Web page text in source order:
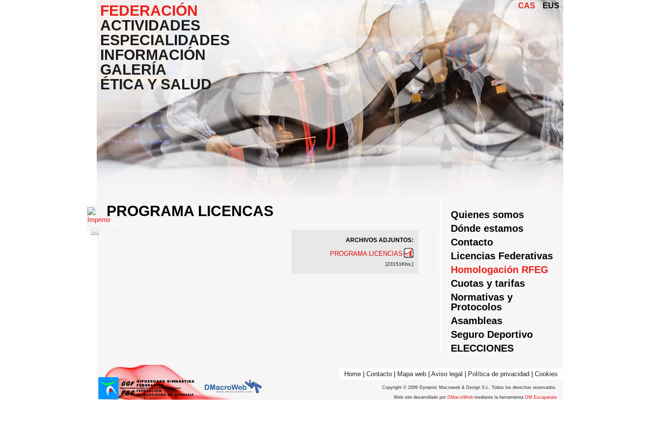
FEDERACIÓN
ACTIVIDADES
ESPECIALIDADES
INFORMACIÓN
GALERÍA
ÉTICA Y SALUD
CAS EUS
Quienes somos
Dónde estamos
Contacto
Licencias Federativas
Homologación RFEG
Cuotas y tarifas
Normativas y
Protocolos
Asambleas
Seguro Deportivo
ELECCIONES
PROGRAMA LICENCAS
ARCHIVOS ADJUNTOS:
PROGRAMA LICENCIAS
[23151Kbs.]
Home Contacto Mapa web Aviso legal Política de privacidad Cookies
Copyright © 2009 Dynamic Macroweb & Design S.L. Todos los derechos reservados.
Web site desarrollado por DMacroWeb mediante la herramienta DM Escaparate